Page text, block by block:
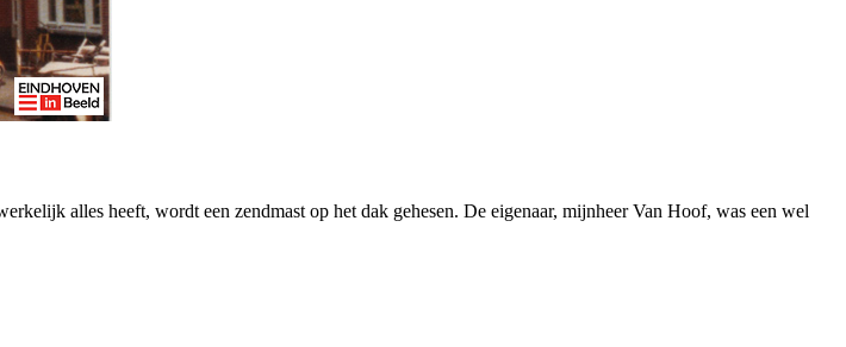
alles heeft, wordt een zendmast op het dak gehesen. De eigenaar, mijnheer Van Hoof, was een wel